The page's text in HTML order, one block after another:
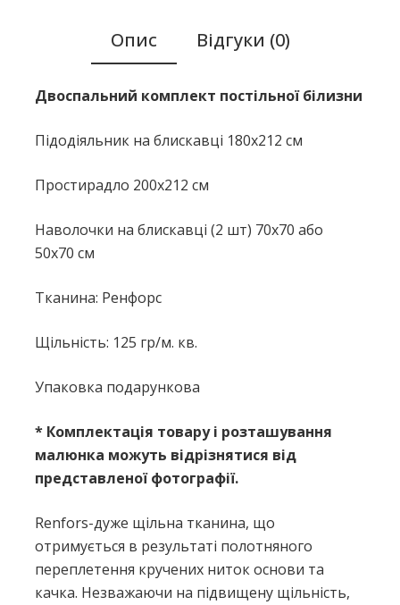
Опис Відгуки (0)
Двоспальний комплект постільної білизни
Підодіяльник на блискавці 180x212 см
Простирадло 200x212 см
Наволочки на блискавці (2 шт) 70x70 або
50х70 см
Тканина: Ренфорс
Щільність: 125 гр/м. кв.
Упаковка подарункова
* Комплектація товару і розташування
малюнка можуть відрізнятися від
представленої фотографії.
Renfors-дуже щільна тканина, що
отримується в результаті полотняного
переплетення кручених ниток основи та
качка. Незважаючи на підвищену щільність,